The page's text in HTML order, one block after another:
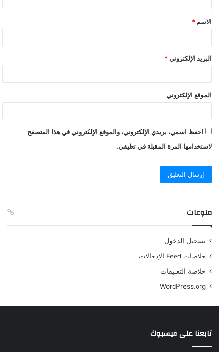
ق
*
الاسم *
البريد الإلكتروني *
الموقع الإلكتروني
احفظ اسمي، بريدي الإلكتروني، والموقع الإلكتروني في هذا المتصفح
لاستخدامها المرة المقبلة في تعليقي.
منوعات
تسجيل الدخول
خلاصات Feed الإدخالات
خلاصة التعليقات
WordPress.org
تابعنا على فيسبوك